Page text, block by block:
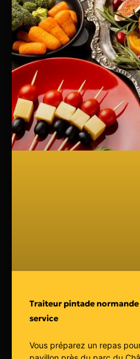
Traiteur pintade normande
service
Vous préparez un repas